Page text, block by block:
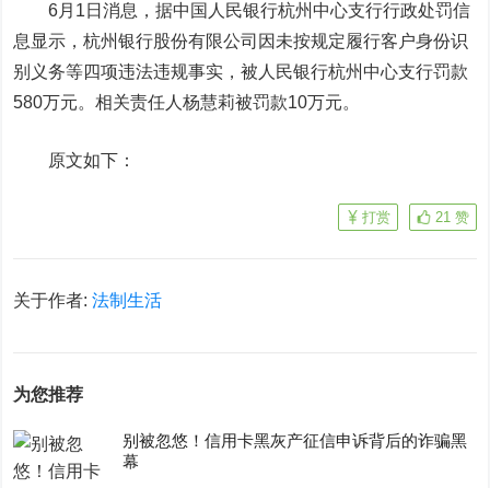
6月1日消息，据中国人民银行杭州中心支行行政处罚信
息显示，杭州银行股份有限公司因未按规定履行客户身份识
别义务等四项违法违规事实，被人民银行杭州中心支行罚款
580万元。相关责任人杨慧莉被罚款10万元。
原文如下：
21 赞
打赏
关于作者:法制生活
为您推荐
别被忽悠！信用卡黑灰产征信申诉背后的诈骗黑
幕